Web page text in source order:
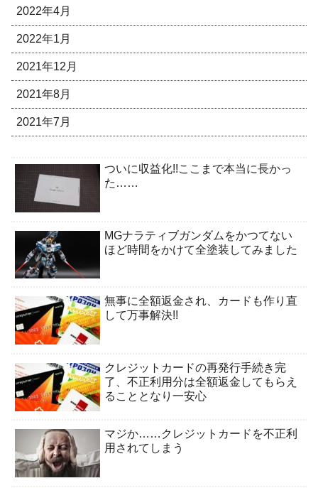
2022年4月
2022年1月
2021年12月
2021年8月
2021年7月
ついに収益化!!ここまで本当に長かっ
た……
MGナラティブガンダムをかつてない
ほど時間をかけて全塗装してみました
無事に全額返金され、カードも作り直
して万事解決!!
クレジットカードの再発行手続き完
了、不正利用分は全額返金してもらえ
ることとなり一安心
マジか……クレジットカードを不正利
用されてしまう